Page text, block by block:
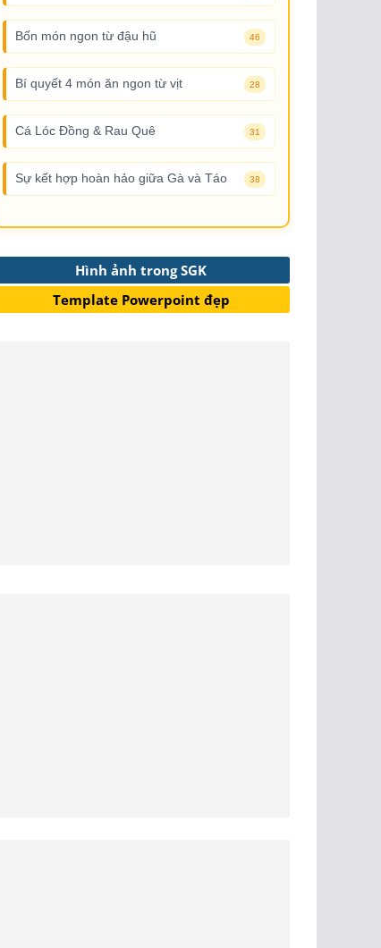
Bốn món ngon từ đậu hũ 46
Bí quyết 4 món ăn ngon từ vịt 28
Cá Lóc Đồng & Rau Quê 31
Sự kết hợp hoàn hảo giữa Gà và Táo 38
Hình ảnh trong SGK
Template Powerpoint đẹp